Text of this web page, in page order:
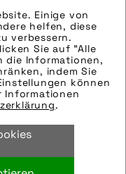
Einige von
helfen, diese
verbessern.
Sie auf "Alle
die Informationen,
indem Sie
können
Informationen
.
in Bälde
gern auch per E-
wir helfen gerne
in Bälde
gern auch per E-
wir helfen gerne